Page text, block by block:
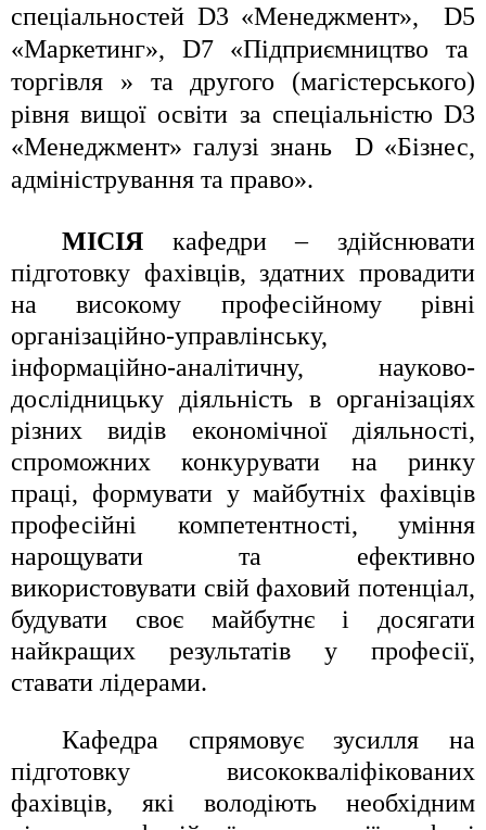
спеціальностей D3 «Менеджмент», D5
«Маркетинг», D7 «Підприємництво та
торгівля » та другого (магістерського)
рівня вищої освіти за спеціальністю D3
«Менеджмент» галузі знань D «Бізнес,
адміністрування та право».
МІСІЯ кафедри – здійснювати
підготовку фахівців, здатних провадити
на високому професійному рівні
організаційно-управлінську,
інформаційно-аналітичну, науково-
дослідницьку діяльність в організаціях
різних видів економічної діяльності,
спроможних конкурувати на ринку
праці, формувати у майбутніх фахівців
професійні компетентності, уміння
нарощувати та ефективно
використовувати свій фаховий потенціал,
будувати своє майбутнє і досягати
найкращих результатів у професії,
ставати лідерами.
Кафедра спрямовує зусилля на
підготовку висококваліфікованих
фахівців, які володіють необхідним